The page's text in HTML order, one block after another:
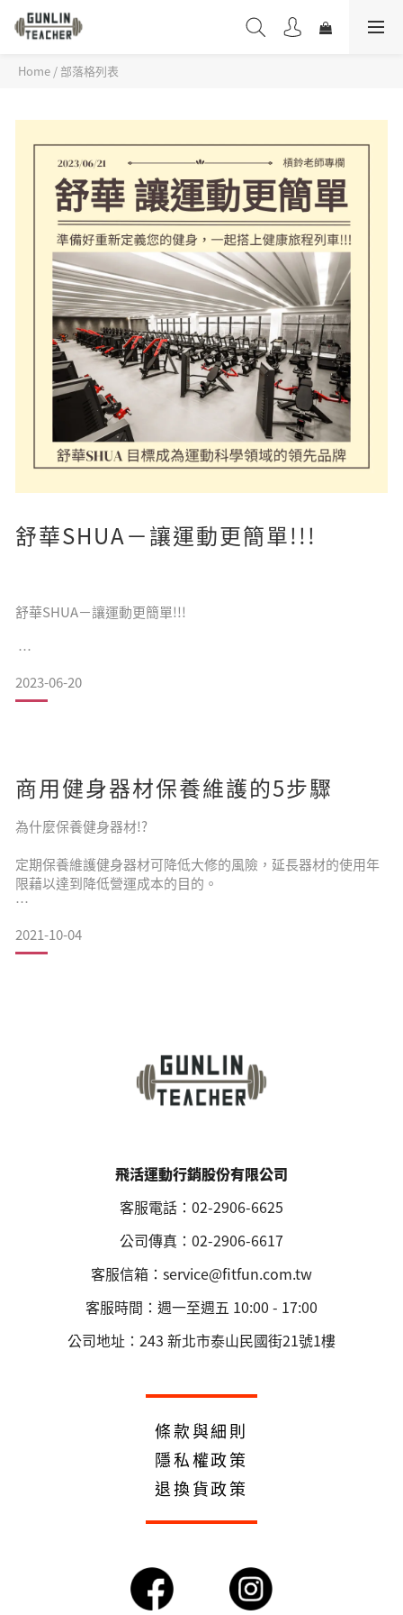
Home /部落格列表
舒華SHUA－讓運動更簡單!!!
舒華SHUA－讓運動更簡單!!!
準備好重新定義您的健身，一起搭上健康旅程列車!!!
憑藉對創新、耐用性和性能的承諾，致力為健身愛好者、健身
教練和健身房業主等，提供全方位的運動科學領域服務。
2023-06-20
商用健身器材保養維護的5步驟
為什麼保養健身器材!?
定期保養維護健身器材可降低大修的風險，延長器材的使用年
限藉以達到降低營運成本的目的。
行定期維護。
暢度並延長設備的預期壽命。
器材維護清單和清潔時間表將達到保持健身房清潔並維持使
2021-10-04
飛活運動行銷股份有限公司
客服電話：02-2906-6625
公司傳真：02-2906-6617
客服信箱：service@fitfun.com.tw
客服時間：週一至週五 10:00 - 17:00
公司地址：243 新北市泰山民國街21號1樓
條款與細則
隱私權政策
退換貨政策